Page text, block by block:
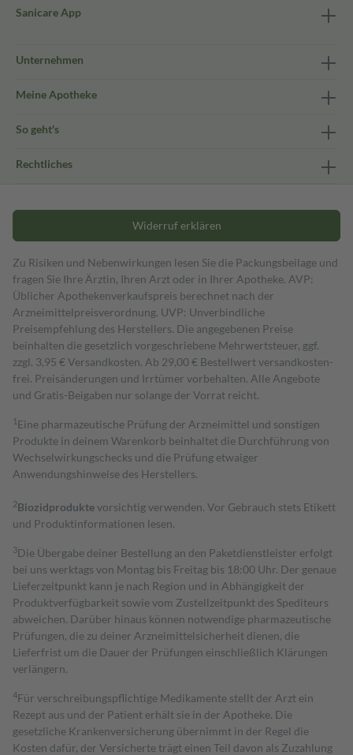
Sanicare App
Unternehmen
Meine Apotheke
So geht's
Rechtliches
Widerruf erklären
Zu Risiken und Nebenwirkungen lesen Sie die Packungsbeilage und
fragen Sie Ihre Ärztin, Ihren Arzt oder in Ihrer Apotheke. AVP:
Üblicher Apothekenverkaufspreis berechnet nach der
Arzneimittelpreisverordnung. UVP: Unverbindliche
Preisempfehlung des Herstellers. Die angegebenen Preise
beinhalten die gesetzlich vorgeschriebene Mehrwertsteuer, ggf.
zzgl. 3,95 € Versandkosten. Ab 29,00 € Bestell­wert versand­kosten­
frei. Preisänderungen und Irrtümer vorbehalten. Alle Angebote
und Gratis-Beigaben nur solange der Vorrat reicht.
1 Eine pharmazeutische Prüfung der Arzneimittel und sonstigen
Produkte in deinem Warenkorb beinhaltet die Durchführung von
Wechselwirkungschecks und die Prüfung etwaiger
Anwendungshinweise des Herstellers.
2Biozidproduktevorsichtig verwenden. Vor Gebrauch stets Etikett
und Produktinformationen lesen.
3Die Übergabe deiner Bestellung an den Paketdienstleister erfolgt
bei uns werktags von Montag bis Freitag bis 18:00 Uhr. Der genaue
Lieferzeitpunkt kann je nach Region und in Abhängigkeit der
Produktverfügbarkeit sowie vom Zustellzeitpunkt des Spediteurs
abweichen. Darüber hinaus können notwendige pharmazeutische
Prüfungen, die zu deiner Arzneimittelsicherheit dienen, die
Lieferfrist um die Dauer der Prüfungen einschließlich Klärungen
verlängern.
4Für verschreibungspflichtige Medikamente stellt der Arzt ein
Rezept aus und der Patient erhält sie in der Apotheke. Die
gesetzliche Krankenversicherung übernimmt in der Regel die
Kosten dafür, der Versicherte trägt einen Teil davon als Zuzahlung